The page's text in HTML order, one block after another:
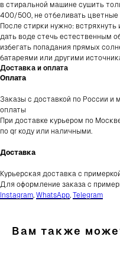
в стиральной машине сушить
400/500, не отбеливать цветные
После стирки нужно: встряхнуть
дать воде стечь естественным
избегать попадания прямых
батареями или другими
Доставка и оплата
Оплата
Заказы с доставкой по России и
оплаты
При доставке курьером по
по qr коду или наличными.
Доставка
Курьерская доставка с
Для оформление заказа с
Instagram, WhatsApp, Telegram
Вам также
Клиентский сервис
Консультация в Telegram
VK
Оплата и доставка
Обмен и возврат
Сертификаты
О бренде
Нажимая на кнопку «Подписаться», вы
ПОДПИШИТЕСЬ НА НАШУ РАССЫЛКУ
ПРОМОКОД НА 500 ₽ НА ПЕРВУЮ